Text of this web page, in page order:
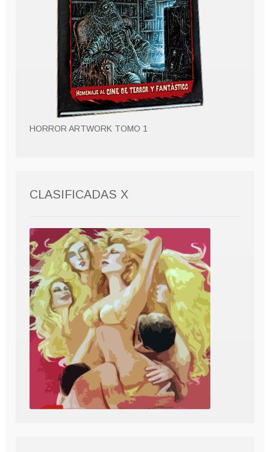
HORROR ARTWORK TOMO 1
CLASIFICADAS X